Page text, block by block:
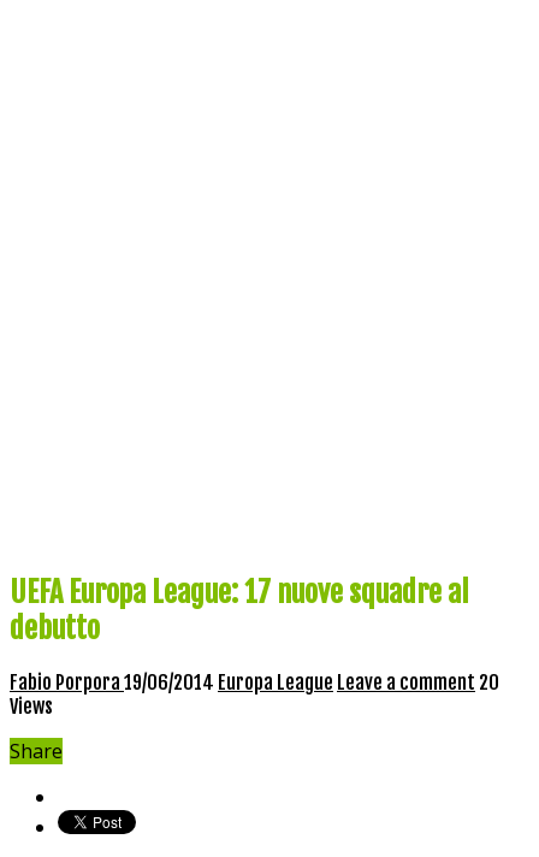
UEFA Europa League: 17 nuove squadre al
debutto
Fabio Porpora 19/06/2014 Europa League Leave a comment 20
Views
Share